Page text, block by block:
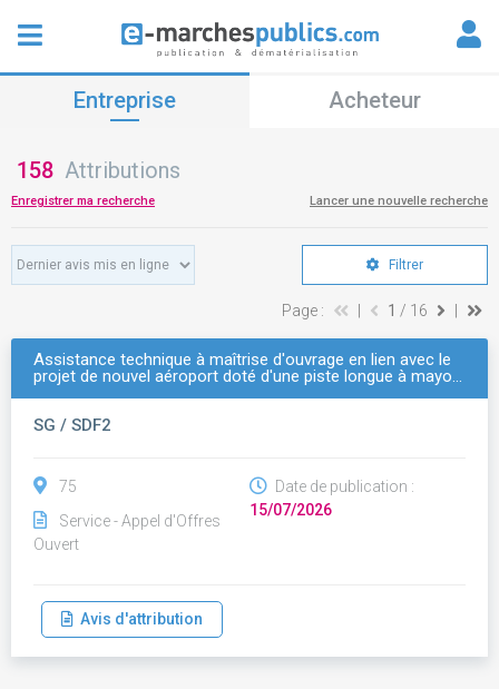
Entreprise Acheteur
158 Attributions
Enregistrer ma recherche Lancer une nouvelle recherche
Filtrer
Page : 1 / 16
Assistance technique à maîtrise d'ouvrage en lien avec le
projet de nouvel aéroport doté d'une piste longue à mayo…
SG / SDF2
75
Service - Appel d'Offres
Ouvert
Date de publication :
15/07/2026
Avis d'attribution